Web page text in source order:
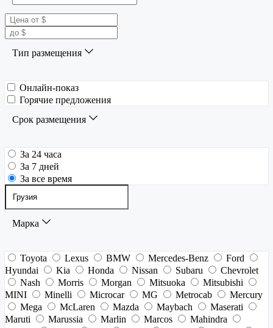
Тип размещения
Онлайн-показ
Горячие предложения
Срок размещения
За 24 часа
За 7 дней
За все время
Марка
Toyota Lexus BMW Mercedes-Benz
Ford
Hyundai
Kia Honda Nissan Subaru
Chevrolet
Nash
Morris Morgan Mitsuoka
Mitsubishi
MINI
Minelli Microcar MG Metrocab
Mercury
Mega
McLaren Mazda Maybach
Maserati
Maruti
Marussia Marlin Marcos
Mahindra